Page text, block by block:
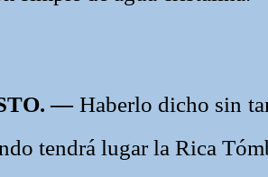
— Haberlo dicho sin
tendrá lugar la Rica